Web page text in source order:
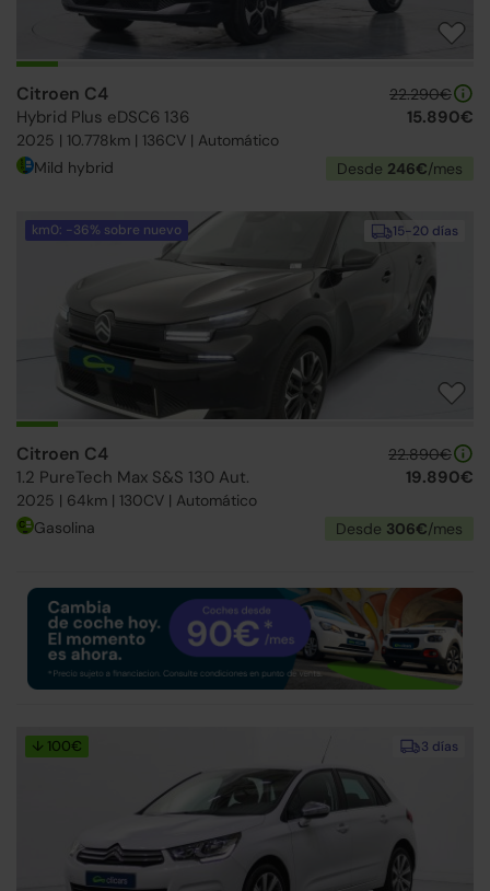
Citroen C4
Hybrid Plus eDSC6 136
2025 | 10.778km | 136CV | Automático
22.290€
15.890€
Mild hybrid Desde 246€/mes
15-20 días
km0: -36% sobre nuevo
Citroen C4
1.2 PureTech Max S&S 130 Aut.
2025 | 64km | 130CV | Automático
22.890€
19.890€
Gasolina Desde 306€/mes
3 días
↓ 100€